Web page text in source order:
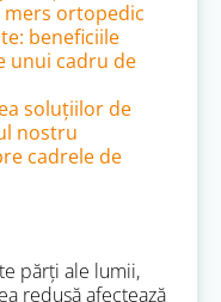
mers ortopedic
beneficiile
unui cadru de
soluțiilor de
nostru
cadrele de
părți ale lumii,
redusă afectează